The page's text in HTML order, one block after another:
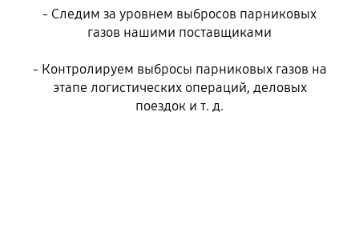
- Следим за уровнем выбросов парниковых
газов нашими поставщиками
- Контролируем выбросы парниковых газов на
этапе логистических операций, деловых
поездок и т. д.